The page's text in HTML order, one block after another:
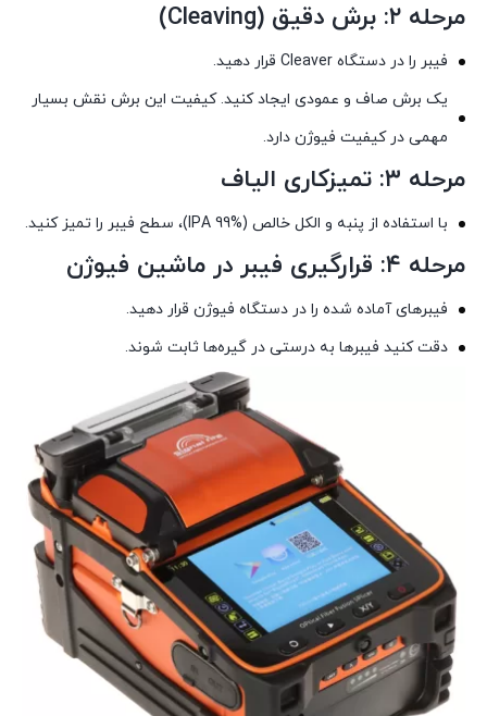
مرحله ۲: برش دقیق (Cleaving)
فیبر را در دستگاه Cleaver قرار دهید.
یک برش صاف و عمودی ایجاد کنید. کیفیت این برش نقش بسیار
مهمی در کیفیت فیوژن دارد.
مرحله ۳: تمیزکاری الیاف
با استفاده از پنبه و الکل خالص (IPA 99%)، سطح فیبر را تمیز کنید.
مرحله ۴: قرارگیری فیبر در ماشین فیوژن
فیبرهای آماده شده را در دستگاه فیوژن قرار دهید.
دقت کنید فیبرها به درستی در گیره‌ها ثابت شوند.